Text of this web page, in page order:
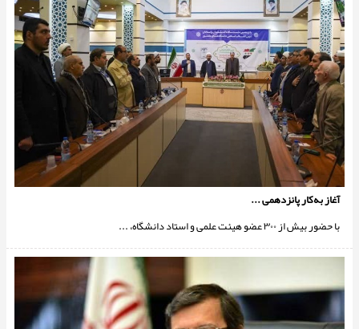
آغاز به‌کار پانزدهمی ...
با حضور بیش از ۳۰۰ عضو هیئت علمی و استاد دانشگاه، ...